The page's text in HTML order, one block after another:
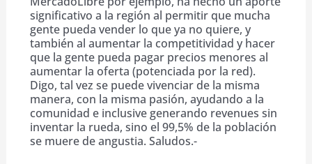
significativo a la región al permitir que mucha
gente pueda vender lo que ya no quiere, y
también al aumentar la competitividad y hacer
que la gente pueda pagar precios menores al
aumentar la oferta (potenciada por la red).
Digo, tal vez se puede vivenciar de la misma
manera, con la misma pasión, ayudando a la
comunidad e inclusive generando revenues sin
inventar la rueda, sino el 99,5% de la población
se muere de angustia. Saludos.-